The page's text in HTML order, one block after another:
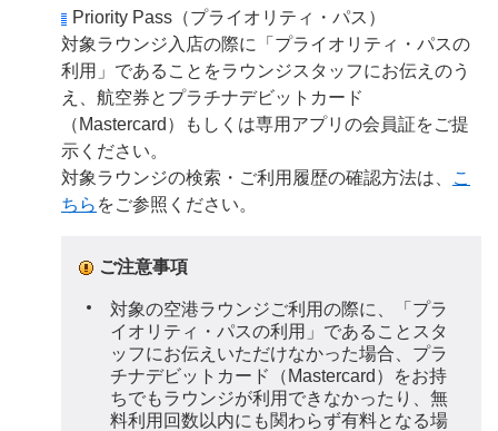
Priority Pass（プライオリティ・パス）
対象ラウンジ入店の際に「プライオリティ・パスの
利用」であることをラウンジスタッフにお伝えのう
え、航空券とプラチナデビットカード
（Mastercard）もしくは専用アプリの会員証をご提
示ください。
対象ラウンジの検索・ご利用履歴の確認方法は、
こ
ちら をご参照ください。
ご注意事項
対象の空港ラウンジご利用の際に、「プラ
イオリティ・パスの利用」であることスタ
ッフにお伝えいただけなかった場合、プラ
チナデビットカード（Mastercard）をお持
ちでもラウンジが利用できなかったり、無
料利用回数以内にも関わらず有料となる場